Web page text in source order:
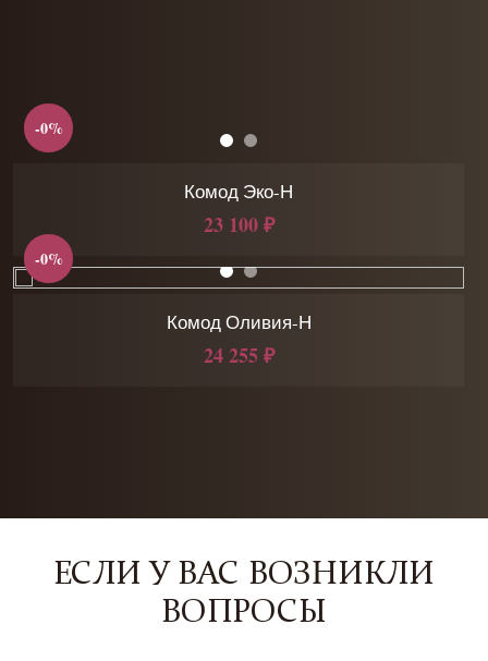
-0%
Комод Эко-Н
23 100 ₽
-0%
Комод Оливия-Н
24 255 ₽
ЕСЛИ У ВАС ВОЗНИКЛИ
ВОПРОСЫ